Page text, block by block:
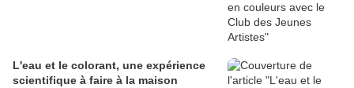
L'eau et le colorant, une expérience
scientifique à faire à la maison